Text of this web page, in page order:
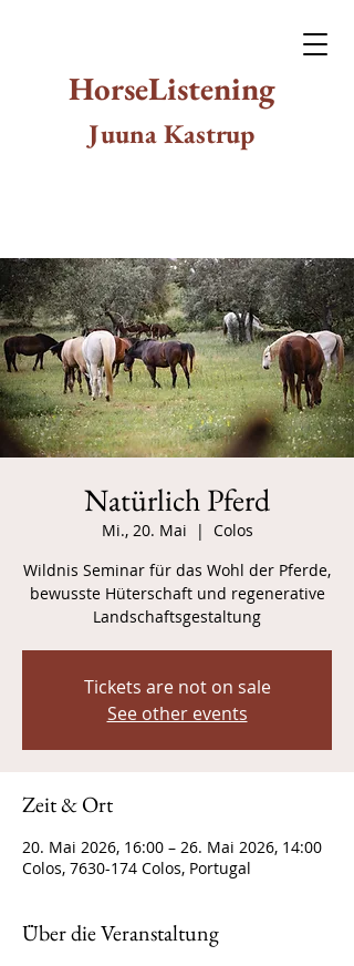
HorseListening
Juuna Kastrup
Natürlich Pferd
Mi., 20. Mai
  |
Colos
Wildnis Seminar für das Wohl der Pferde,
bewusste Hüterschaft und regenerative
Landschaftsgestaltung
Tickets are not on sale
See other events
Zeit & Ort
20. Mai 2026, 16:00 – 26. Mai 2026, 14:00
Colos, 7630-174 Colos, Portugal
Über die Veranstaltung